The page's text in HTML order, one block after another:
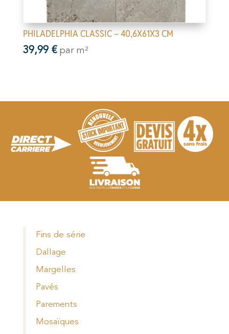
PHILADELPHIA CLASSIC – 40,6X61X3 CM
39,99 € par m²
Fins de série
Dallage
Margelles
Pavés
Parements
Mosaïques